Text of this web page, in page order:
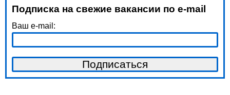
Подписка на свежие вакансии по e-mail
Ваш e-mail: